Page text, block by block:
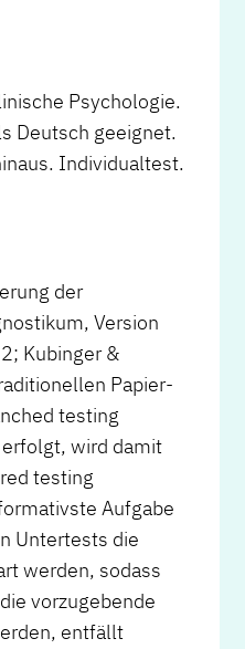
Psychologie.
Deutsch geeignet.
Individualtest.
der
Version
Kubinger &
Papier-
testing
wird damit
testing
Aufgabe
Untertests die
werden, sodass
vorzugebende
entfällt